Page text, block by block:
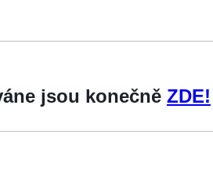
jsou konečně ZDE!